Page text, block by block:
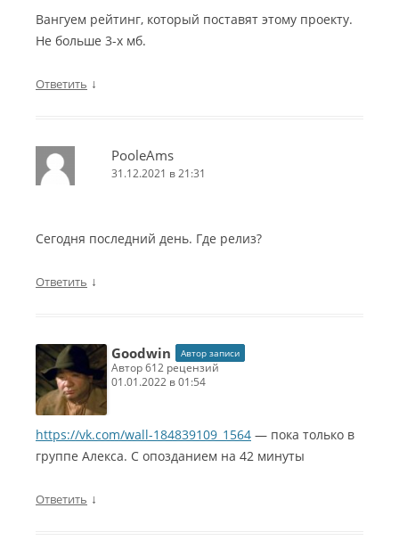
Вангуем рейтинг, который поставят этому проекту.
Не больше 3-х мб.
Ответить ↓
PooleAms
31.12.2021 в 21:31
Сегодня последний день. Где релиз?
Ответить ↓
Goodwin Автор записи
автор 612 рецензий
01.01.2022 в 01:54
https://vk.com/wall-184839109_1564 — пока только в
группе Алекса. С опозданием на 42 минуты
Ответить ↓